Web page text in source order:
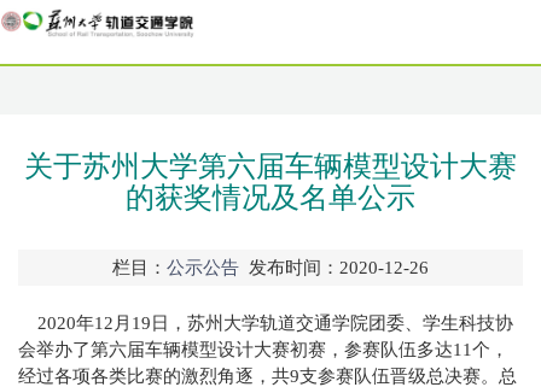
关于苏州大学第六届车辆模型设计大赛
的获奖情况及名单公示
栏目： 公示公告 发布时间：2020-12-26
2020年12 月 19日，苏州大学轨道交通学院团委、学生科技协
会举办了第六届车辆模型设计大赛初赛，参赛队伍多达11个，
经过各项各类比赛的激烈角逐，共9支参赛队伍晋级总决赛。总